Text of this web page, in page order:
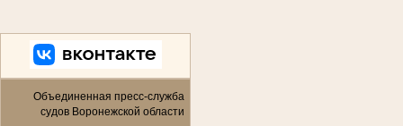
Объединенная пресс-служба
судов Воронежской области